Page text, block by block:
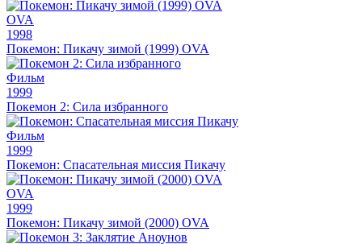
OVA
1998
Покемон: Пикачу зимой (1999) OVA
Фильм
1999
Покемон 2: Сила избранного
Фильм
1999
Покемон: Спасательная миссия Пикачу
OVA
1999
Покемон: Пикачу зимой (2000) OVA